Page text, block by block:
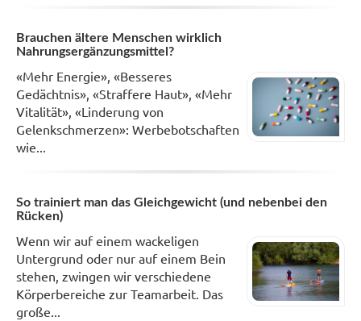
Brauchen ältere Menschen wirklich
Nahrungsergänzungsmittel?
«Mehr Energie», «Besseres
Gedächtnis», «Straffere Haut», «Mehr
Vitalität», «Linderung von
Gelenkschmerzen»: Werbebotschaften
wie...
So trainiert man das Gleichgewicht (und nebenbei den
Rücken)
Wenn wir auf einem wackeligen
Untergrund oder nur auf einem Bein
stehen, zwingen wir verschiedene
Körperbereiche zur Teamarbeit. Das
große...